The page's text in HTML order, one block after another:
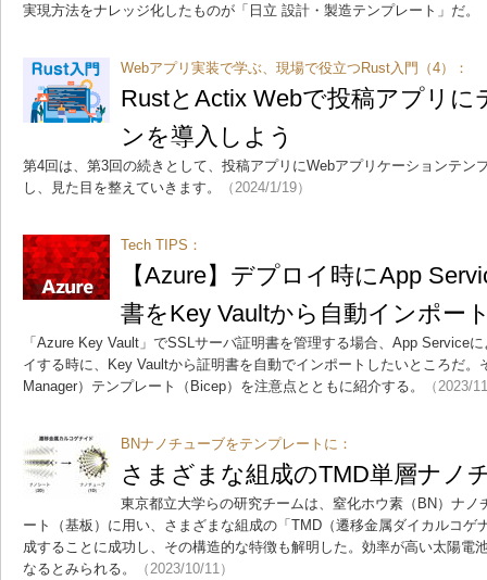
実現方法をナレッジ化したものが「日立 設計・製造テンプレート」だ。
Webアプリ実装で学ぶ、現場で役立つRust入門（4）：
RustとActix Webで投稿アプリ
ンを導入しよう
第4回は、第3回の続きとして、投稿アプリにWebアプリケーションテン
し、見た目を整えていきます。
（2024/1/19）
Tech TIPS：
【Azure】デプロイ時にApp
書をKey Vaultから自動インポー
「Azure Key Vault」でSSLサーバ証明書を管理する場合、App Service
イする時に、Key Vaultから証明書を自動でインポートしたいところだ
Manager）テンプレート（Bicep）を注意点とともに紹介する。
（2023/
BNナノチューブをテンプレートに：
さまざまな組成のTMD単層ナノ
東京都立大学らの研究チームは、窒化ホウ素（BN）ナノ
ート（基板）に用い、さまざまな組成の「TMD（遷移金属ダイカルコゲ
成することに成功し、その構造的な特徴も解明した。効率が高い太陽電
なるとみられる。
（2023/10/11）